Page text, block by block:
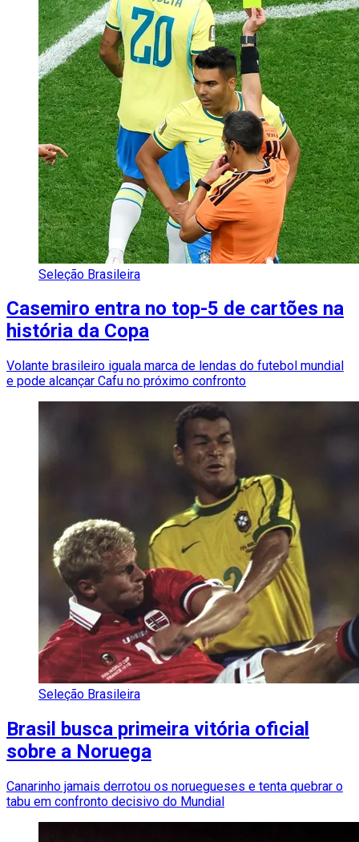
Seleção Brasileira
Casemiro entra no top-5 de cartões na
história da Copa
Volante brasileiro iguala marca de lendas do futebol mundial
e pode alcançar Cafu no próximo confronto
Seleção Brasileira
Brasil busca primeira vitória oficial
sobre a Noruega
Canarinho jamais derrotou os noruegueses e tenta quebrar o
tabu em confronto decisivo do Mundial